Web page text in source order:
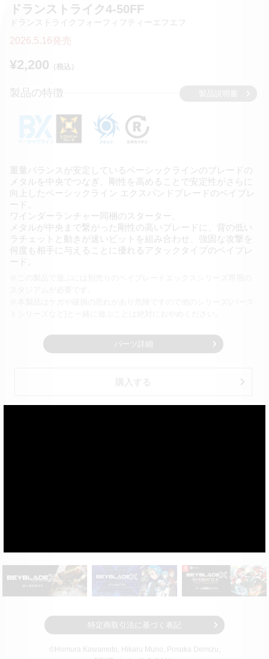
ドランストライク4-50FF
ドランストライクフォーフィフティーエフエフ
2026.5.16発売
¥2,200 （税込）
製品の特徴
重量バランスが安定しているベーシックラインのブレードの
メタルを中央でつなぎ、剛性を高めることで安定性がさらに
向上したベーシックライン エクスパンドブレードのベイブレ
ード。
ワインダーランチャー同梱のスターター。
メタルが中央まで繋がった剛性の高いブレードに、背の低い
ラチェットと動きが速いビットを組み合わせ、強固な攻撃を
何度も相手に与えることに優れるアタックタイプのベイブレ
ード。
パーツ詳細
購入する
特定商取引法に基づく表記
©Homura Kawamoto, Hikaru Muno, Posuka Demizu,